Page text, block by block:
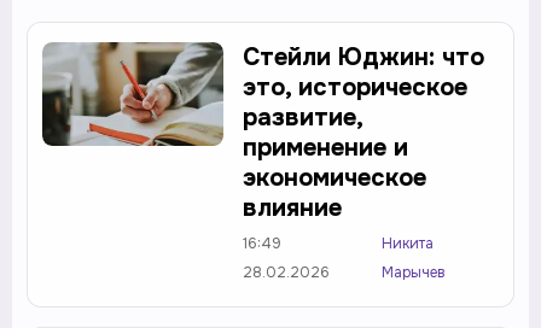
Стейли Юджин: что
это, историческое
развитие,
применение и
экономическое
влияние
16:49
28.02.2026
Никита
Марычев